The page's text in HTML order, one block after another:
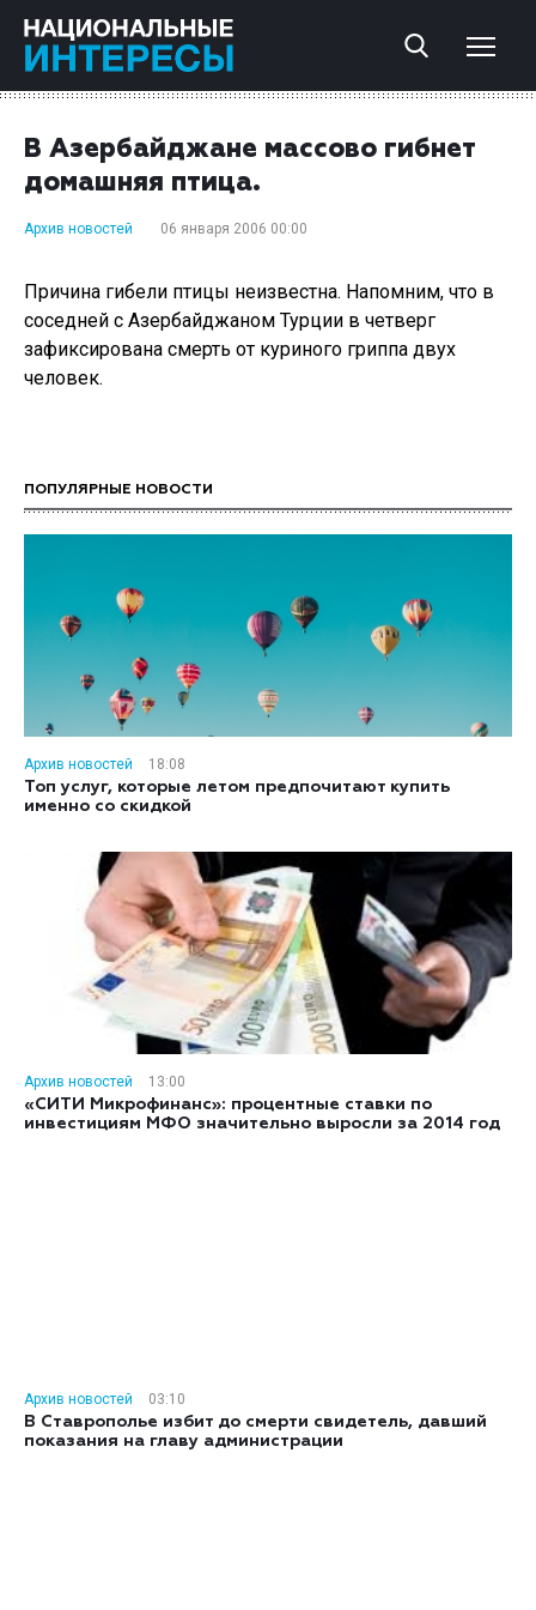
В Азербайджане массово гибнет
домашняя птица.
Архив новостей 06 января 2006 00:00
Причина гибели птицы неизвестна. Напомним, что в
соседней с Азербайджаном Турции в четверг
зафиксирована смерть от куриного гриппа двух
человек.
ПОПУЛЯРНЫЕ НОВОСТИ
Архив новостей
18:08
Топ услуг, которые летом предпочитают купить
именно со скидкой
Архив новостей
13:00
«СИТИ Микрофинанс»: процентные ставки по
инвестициям МФО значительно выросли за 2014 год
Архив новостей
03:10
В Ставрополье избит до смерти свидетель, давший
показания на главу администрации